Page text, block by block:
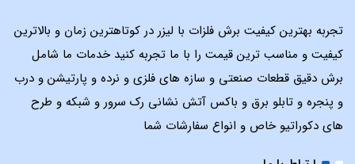
تجربه بهترین کیفیت برش فلزات با لیزر در کوتاهترین زمان و بالاترین
کیفیت و مناسب ترین قیمت را با ما تجربه کنید خدمات ما شامل
برش دقیق قطعات صنعتی و سازه های فلزی و نرده و پارتیشن و درب
و پنجره و تابلو برق و باکس آتش نشانی رک سرور و شبکه و طرح
های دکوراتیو خاص و انواع سفارشات شما